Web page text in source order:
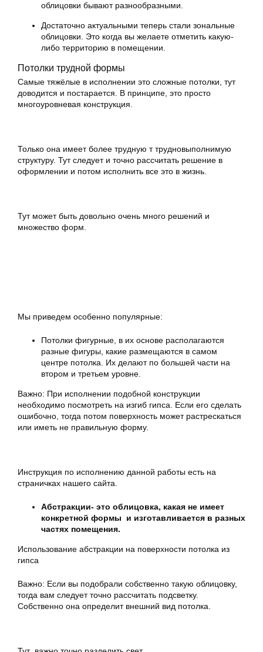
облицовки бывают разнообразными.
Достаточно актуальными теперь стали зональные
облицовки. Это когда вы желаете отметить какую-
либо территорию в помещении.
Потолки трудной формы
Самые тяжёлые в исполнении это сложные потолки, тут
доводится и постарается. В принципе, это просто
многоуровневая конструкция.
Только она имеет более трудную т трудновыполнимую
структуру. Тут следует и точно рассчитать решение в
оформлении и потом исполнить все это в жизнь.
Тут может быть довольно очень много решений и
множество форм.
Мы приведем особенно популярные:
Потолки фигурные, в их основе располагаются
разные фигуры, какие размещаются в самом
центре потолка. Их делают по большей части на
втором и третьем уровне.
Важно: При исполнении подобной конструкции
необходимо посмотреть на изгиб гипса. Если его сделать
ошибочно, тогда потом поверхность может растрескаться
или иметь не правильную форму.
Инструкция по исполнению данной работы есть на
страничках нашего сайта.
Абстракции- это облицовка, какая не имеет
конкретной формы и изготавливается в разных
частях помещения.
Использование абстракции на поверхности потолка из
гипса
Важно: Если вы подобрали собственно такую облицовку,
тогда вам следует точно рассчитать подсветку.
Собственно она определит внешний вид потолка.